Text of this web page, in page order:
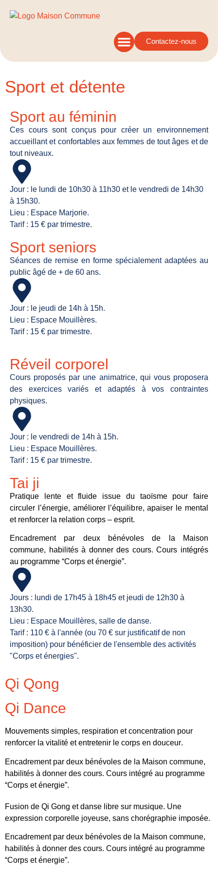
Contactez-nous
Sport et détente
Sport au féminin
Ces cours sont conçus pour créer un environnement
accueillant et confortables aux femmes de tout âges et de
tout niveaux.
Jour : le lundi de 10h30 à 11h30 et le vendredi de 14h30
à 15h30.
Lieu : Espace Marjorie.
Tarif : 15 € par trimestre.
Sport seniors
Séances de remise en forme spécialement adaptées au
public âgé de + de 60 ans.
Jour : le jeudi de 14h à 15h.
Lieu : Espace Mouillères.
Tarif : 15 € par trimestre.
Réveil corporel
Cours proposés par une animatrice, qui vous proposera
des exercices variés et adaptés à vos contraintes
physiques.
Jour : le vendredi de 14h à 15h.
Lieu : Espace Mouillères.
Tarif : 15 € par trimestre.
Tai ji
Pratique lente et fluide issue du taoïsme pour faire
circuler l’énergie, améliorer l’équilibre, apaiser le mental
et renforcer la relation corps – esprit.
Encadrement par deux bénévoles de la Maison
commune, habilités à donner des cours.Cours intégrés
au programme “Corps et énergie”.
Jours : lundi de 17h45 à 18h45 et jeudi de 12h30 à
13h30.
Lieu : Espace Mouillères, salle de danse.
Tarif : 110 € à l'année (ou 70 € sur justificatif de non
imposition) pour bénéficier de l'ensemble des activités
"Corps et énergies".
Qi Qong
Qi Dance
Mouvements simples, respiration et concentration pour
renforcer la vitalité et entretenir le corps en douceur.
Encadrement par deux bénévoles de la Maison commune,
habilités à donner des cours. Cours intégré au programme
“Corps et énergie”.
Fusion de Qi Gong et danse libre sur musique. Une
expression corporelle joyeuse, sans chorégraphie imposée.
Encadrement par deux bénévoles de la Maison commune,
habilités à donner des cours. Cours intégré au programme
“Corps et énergie”.